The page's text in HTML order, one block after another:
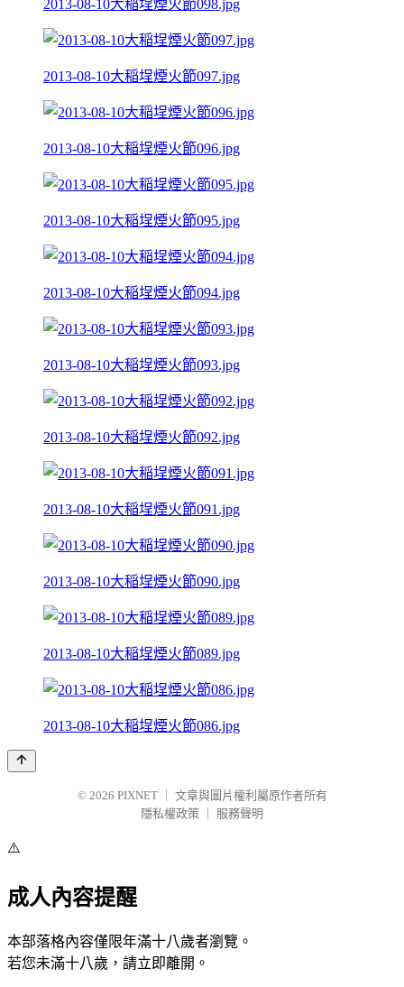
2013-08-10大稲埕煙火節098.jpg
2013-08-10大稲埕煙火節097.jpg
2013-08-10大稲埕煙火節096.jpg
2013-08-10大稲埕煙火節095.jpg
2013-08-10大稲埕煙火節094.jpg
2013-08-10大稲埕煙火節093.jpg
2013-08-10大稲埕煙火節092.jpg
2013-08-10大稲埕煙火節091.jpg
2013-08-10大稲埕煙火節090.jpg
2013-08-10大稲埕煙火節089.jpg
2013-08-10大稲埕煙火節086.jpg
© 2026 PIXNET
文章與圖片權利屬原作者所有
隱私權政策
服務聲明
⚠️
成人內容提醒
本部落格內容僅限年滿十八歲者瀏覽。
若您未滿十八歲，請立即離開。